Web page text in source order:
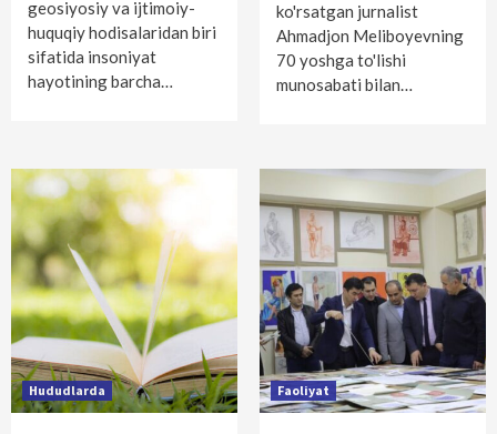
geosiyosiy va ijtimoiy-
huquqiy hodisalaridan biri
sifatida insoniyat
hayotining barcha…
ko'rsatgan jurnalist
Ahmadjon Meliboyevning
70 yoshga to'lishi
munosabati bilan…
Hududlarda Faoliyat